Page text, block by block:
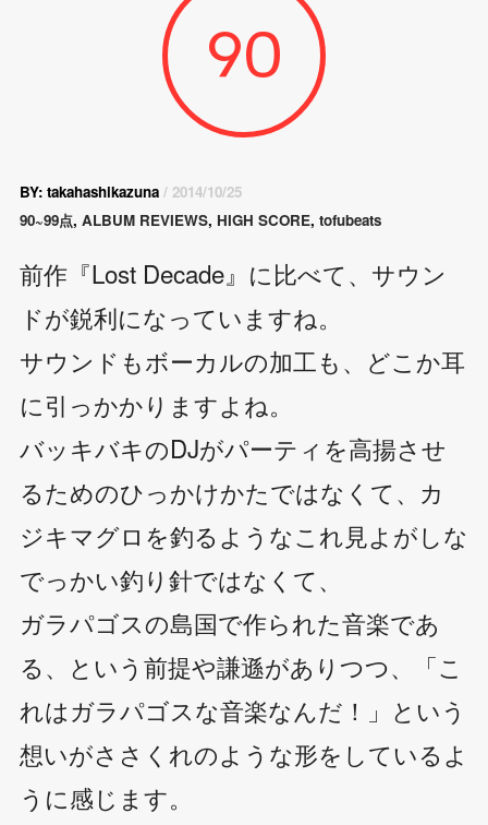
90
BY: takahashikazuna/ 2014/10/25
90~99点, ALBUM REVIEWS, HIGH SCORE, tofubeats
前作『Lost Decade』に比べて、サウン
ドが鋭利になっていますね。
サウンドもボーカルの加工も、どこか耳
に引っかかりますよね。
バッキバキのDJがパーティを高揚させ
るためのひっかけかたではなくて、カ
ジキマグロを釣るようなこれ見よがしな
でっかい釣り針ではなくて、
ガラパゴスの島国で作られた音楽であ
る、という前提や謙遜がありつつ、「こ
れはガラパゴスな音楽なんだ！」という
想いがささくれのような形をしているよ
うに感じます。